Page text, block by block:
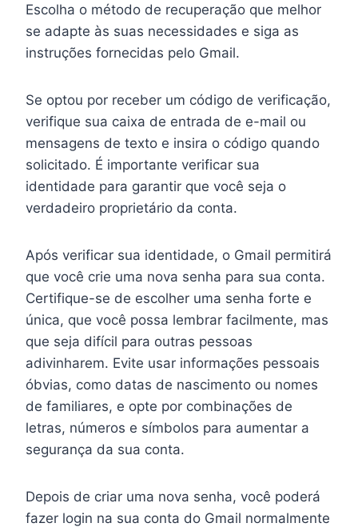
Escolha o método de recuperação que melhor
se adapte às suas necessidades e siga as
instruções fornecidas pelo Gmail.
Se optou por receber um código de verificação,
verifique sua caixa de entrada de e-mail ou
mensagens de texto e insira o código quando
solicitado. É importante verificar sua
identidade para garantir que você seja o
verdadeiro proprietário da conta.
Após verificar sua identidade, o Gmail permitirá
que você crie uma nova senha para sua conta.
Certifique-se de escolher uma senha forte e
única, que você possa lembrar facilmente, mas
que seja difícil para outras pessoas
adivinharem. Evite usar informações pessoais
óbvias, como datas de nascimento ou nomes
de familiares, e opte por combinações de
letras, números e símbolos para aumentar a
segurança da sua conta.
Depois de criar uma nova senha, você poderá
fazer login na sua conta do Gmail normalmente